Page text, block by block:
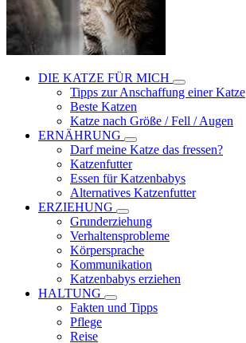
DIE KATZE FÜR MICH
Tipps zur Anschaffung einer Katze
Beste Katzen
Katze nach Größe / Fell / Augen
ERNÄHRUNG
Darf meine Katze das fressen?
Katzenfutter
Essen für Katzenbabys
Alternatives Katzenfutter
ERZIEHUNG
Grunderziehung
Verhaltensprobleme
Körpersprache
Kommunikation
Katzenbabys erziehen
HALTUNG
Fakten und Tipps
Pflege
Reise